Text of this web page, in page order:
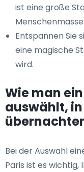
ist eine große
Entspannen Sie
eine magische
wird.
Wie man
auswählt,
Bei der Auswahl
Paris ist es wichtig,